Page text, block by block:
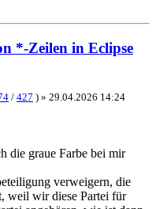
*-Zeilen in Eclipse
/ 427 ) » 29.04.2026 14:24
die graue Farbe bei mir
verweigern, die
weil wir diese Partei für